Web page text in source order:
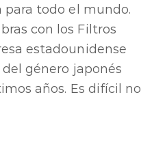
todo el mundo.
con los Filtros
estadounidense
género japonés
años. Es difícil no